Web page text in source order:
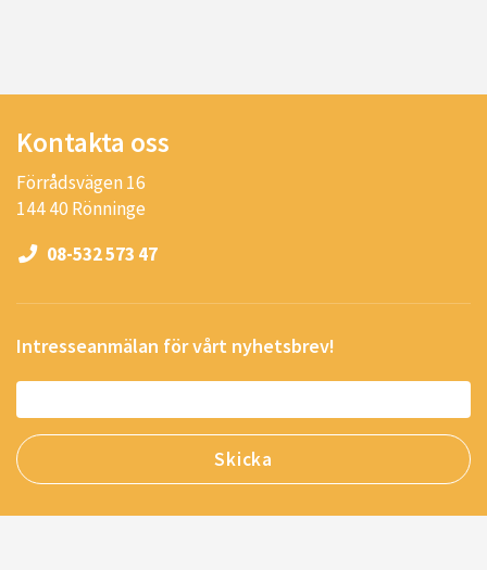
Kontakta oss
Förrådsvägen 16
144 40 Rönninge
08-532 573 47
Intresseanmälan för vårt nyhetsbrev!